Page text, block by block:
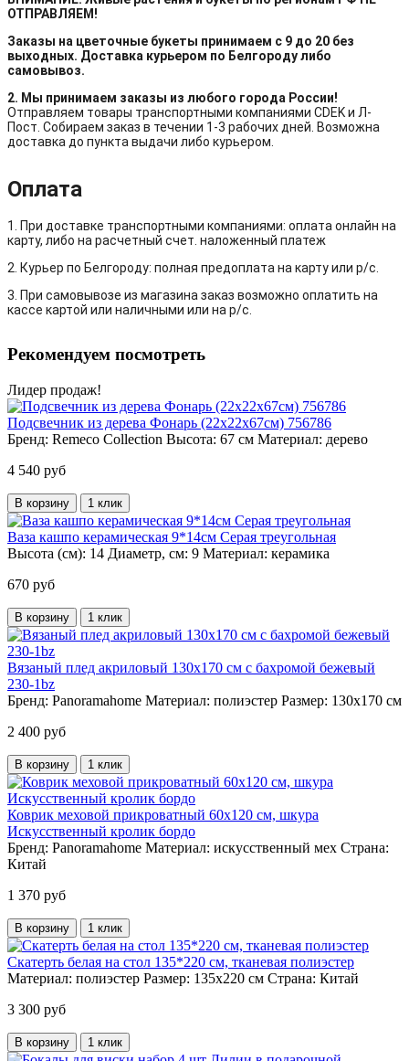
ОТПРАВЛЯЕМ!
Заказы на цветочные букеты принимаем с 9 до 20 без
выходных. Доставка курьером по Белгороду либо
самовывоз.
2. Мы принимаем заказы из любого города России!
Отправляем товары транспортными компаниями CDEK и Л-
Пост. Собираем заказ в течении 1-3 рабочих дней. Возможна
доставка до пункта выдачи либо курьером.
Оплата
1. При доставке транспортными компаниями: оплата онлайн на
карту, либо на расчетный счет. наложенный платеж
2. Курьер по Белгороду: полная предоплата на карту или р/с.
3. При самовывозе из магазина заказ возможно оплатить на
кассе картой или наличными или на р/с.
Рекомендуем посмотреть
Лидер продаж!
Подсвечник из дерева Фонарь (22х22х67см) 756786
Бренд: Remeco Collection Высота: 67 см Материал: дерево
4 540 руб
В корзину 1 клик
Ваза кашпо керамическая 9*14см Серая треугольная
Высота (см): 14 Диаметр, см: 9 Материал: керамика
670 руб
В корзину 1 клик
Вязаный плед акриловый 130х170 см с бахромой бежевый
230-1bz
Бренд: Panoramahome Материал: полиэстер Размер: 130х170 см
2 400 руб
В корзину 1 клик
Коврик меховой прикроватный 60х120 см, шкура
Искусственный кролик бордо
Бренд: Panoramahome Материал: искусственный мех Страна:
Китай
1 370 руб
В корзину 1 клик
Скатерть белая на стол 135*220 см, тканевая полиэстер
Материал: полиэстер Размер: 135х220 см Страна: Китай
3 300 руб
В корзину 1 клик